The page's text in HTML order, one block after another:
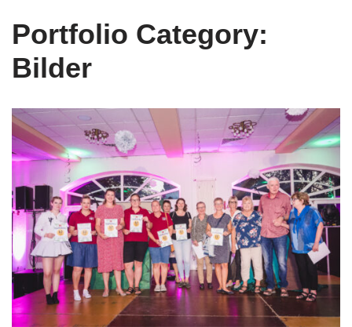
Portfolio Category:
Bilder